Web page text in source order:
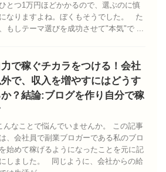
とつ1万円ほどかかるので、選ぶのに慎
なりますよね。ぼくもそうでした。 た
もしテーマ選びを成功させて"本気"で ...
力で稼ぐチカラをつける！会社
で、収入を増やすにはどうす
？結論:ブログを作り自分で稼
んなことで悩んでいませんか。 この記事
、会社員で副業ブロガーである私のブロ
始めて稼げるようになったことを元に記
しました。 同じように、会社からの給